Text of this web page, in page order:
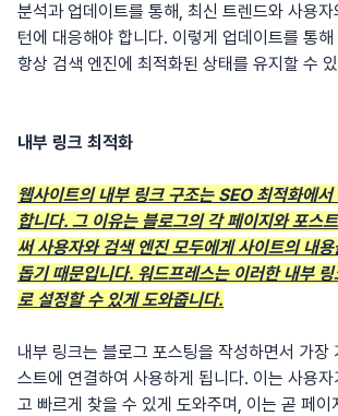
분석과 업데이트를 통해, 최신 트렌드와 사용자
턴에 대응해야 합니다. 이렇게 업데이트를 통
항상 검색 엔진에 최적화된 상태를 유지할 수
내부 링크 최적화
웹사이트의 내부 링크 구조는 SEO 최적화에
합니다. 그 이유는 블로그의 각 페이지와 포스
써 사용자와 검색 엔진 모두에게 사이트의 내
돕기 때문입니다. 워드프레스는 이러한 내부
로 설정할 수 있게 도와줍니다.
내부 링크는 블로그 포스팅을 작성하면서 가장
스트에 연결하여 사용하게 됩니다. 이는 사용
고 빠르게 찾을 수 있게 도와주며, 이는 곧 페이